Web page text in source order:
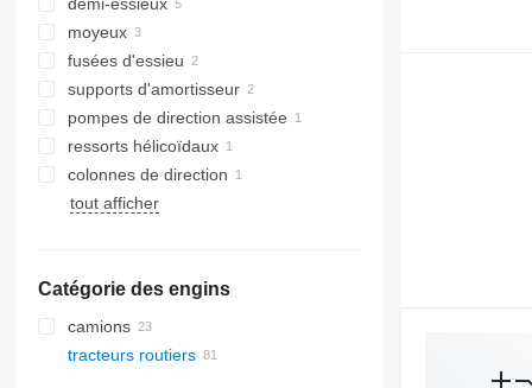
moyeux
fusées d'essieu
supports d'amortisseur
pompes de direction assistée
ressorts hélicoïdaux
colonnes de direction
tout afficher
Catégorie des engins
camions
tracteurs routiers